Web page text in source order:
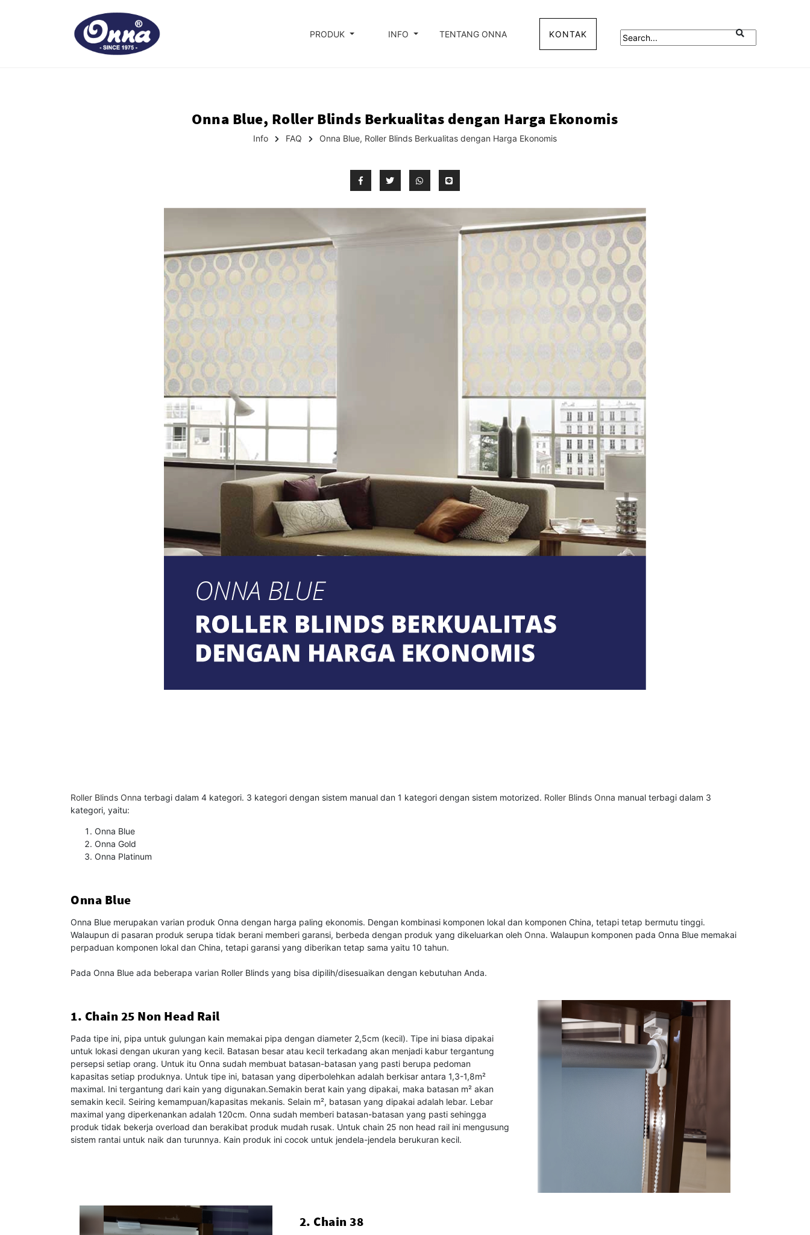
PRODUK INFO TENTANG ONNA KONTAK
Onna Blue, Roller Blinds Berkualitas dengan Harga Ekonomis
Info FAQ Onna Blue, Roller Blinds Berkualitas dengan Harga Ekonomis
Roller Blinds Onna terbagi dalam 4 kategori. 3 kategori dengan sistem manual dan 1 kategori dengan sistem motorized. Roller Blinds Onna manual terbagi dalam 3
kategori, yaitu:
Onna Blue
Onna Gold
Onna Platinum
Onna Blue
Onna Blue merupakan varian produk Onna dengan harga paling ekonomis. Dengan kombinasi komponen lokal dan komponen China, tetapi tetap bermutu tinggi.
Walaupun di pasaran produk serupa tidak berani memberi garansi, berbeda dengan produk yang dikeluarkan oleh Onna. Walaupun komponen pada Onna Blue memakai
perpaduan komponen lokal dan China, tetapi garansi yang diberikan tetap sama yaitu 10 tahun.
Pada Onna Blue ada beberapa varian Roller Blinds yang bisa dipilih/disesuaikan dengan kebutuhan Anda.
1. Chain 25 Non Head Rail
Pada tipe ini, pipa untuk gulungan kain memakai pipa dengan diameter 2,5cm (kecil). Tipe ini biasa dipakai
untuk lokasi dengan ukuran yang kecil. Batasan besar atau kecil terkadang akan menjadi kabur tergantung
persepsi setiap orang. Untuk itu Onna sudah membuat batasan-batasan yang pasti berupa pedoman
kapasitas setiap produknya. Untuk tipe ini, batasan yang diperbolehkan adalah berkisar antara 1,3-1,8m²
maximal. Ini tergantung dari kain yang digunakan.Semakin berat kain yang dipakai, maka batasan m² akan
semakin kecil. Seiring kemampuan/kapasitas mekanis. Selain m², batasan yang dipakai adalah lebar. Lebar
maximal yang diperkenankan adalah 120cm. Onna sudah memberi batasan-batasan yang pasti sehingga
produk tidak bekerja overload dan berakibat produk mudah rusak. Untuk chain 25 non head rail ini mengusung
sistem rantai untuk naik dan turunnya. Kain produk ini cocok untuk jendela-jendela berukuran kecil.
2. Chain 38